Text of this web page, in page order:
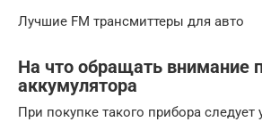
Лучшие FM трансмиттеры для авто
На что обращать внимание
аккумулятора
При покупке такого прибора следует